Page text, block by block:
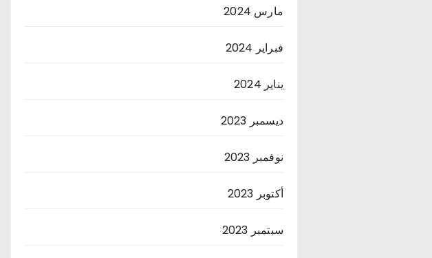
مارس 2024
فبراير 2024
يناير 2024
ديسمبر 2023
نوفمبر 2023
أكتوبر 2023
سبتمبر 2023